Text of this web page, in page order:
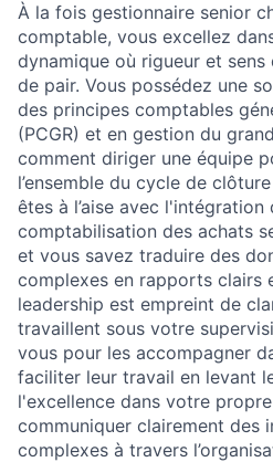
À la fois gestionnaire senior
comptable, vous excellez
dynamique où rigueur et
de pair. Vous possédez une
des principes comptables
(PCGR) et en gestion du
comment diriger une équipe
l’ensemble du cycle de
êtes à l’aise avec
comptabilisation des achats
et vous savez traduire des
complexes en rapports clairs
leadership est empreint de
travaillent sous votre
vous pour les accompagner
faciliter leur travail en levant
l'excellence dans votre
communiquer clairement des
complexes à travers